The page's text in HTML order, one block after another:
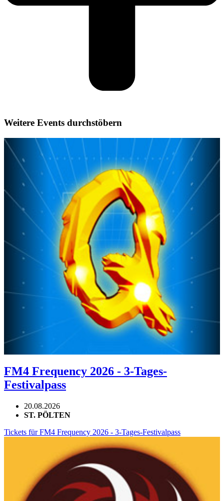
Weitere Events durchstöbern
FM4 Frequency 2026 - 3-Tages-
Festivalpass
20.08.2026
ST. PÖLTEN
Tickets für FM4 Frequency 2026 - 3-Tages-Festivalpass